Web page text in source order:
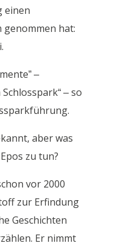
einen
hat:
–
– so
aber was
zu tun?
vor 2000
zur Erfindung
Geschichten
Er nimmt